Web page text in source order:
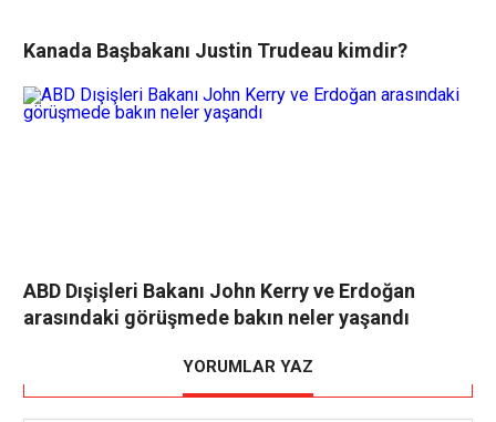
Kanada Başbakanı Justin Trudeau kimdir?
ABD Dışişleri Bakanı John Kerry ve Erdoğan
arasındaki görüşmede bakın neler yaşandı
YORUMLAR YAZ